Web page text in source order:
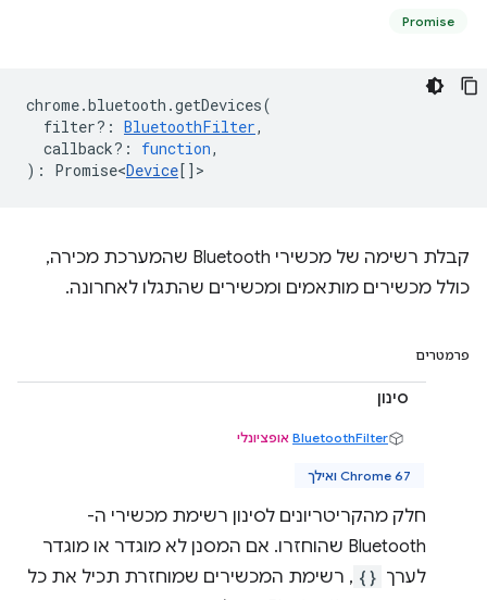
Promise
chrome.bluetooth .getDevices(
filter? : BluetoothFilter,
callback? : function,
) : Promise<Device[] >
קבלת רשימה של מכשירי Bluetooth שהמערכת מכירה,
כולל מכשירים מותאמים ומכשירים שהתגלו לאחרונה.
פרמטרים
סינון
BluetoothFilter אופציונלי
Chrome 67 ואילך
חלק מהקריטריונים לסינון רשימת מכשירי ה-
Bluetooth שהוחזרו. אם המסנן לא מוגדר או מוגדר
לערך {} , רשימת המכשירים שמוחזרת תכיל את כל